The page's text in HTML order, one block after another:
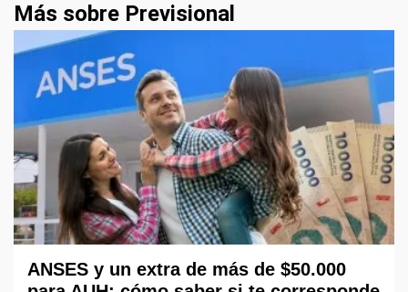
Más sobre Previsional
ANSES y un extra de más de $50.000